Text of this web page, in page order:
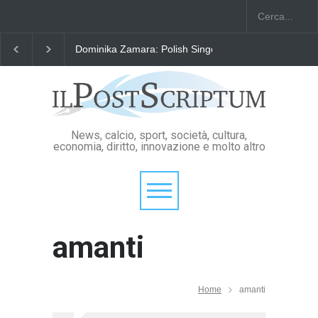
Dominika Zamara: Polish Singers' Alliance ofAmerica
News, calcio, sport, società, cultura,
economia, diritto, innovazione e molto altro
amanti
Home amanti